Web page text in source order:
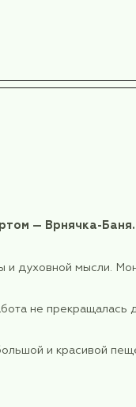
первую
“винная
добавлением
при
сербские
завоевано
завоевать
Дуная, на